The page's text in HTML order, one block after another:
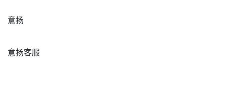
意扬
意扬客服